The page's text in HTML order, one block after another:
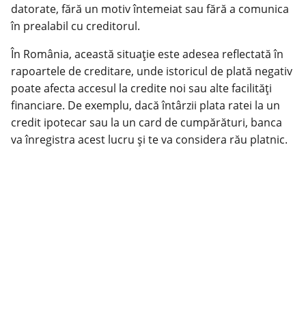
datorate, fără un motiv întemeiat sau fără a comunica
în prealabil cu creditorul.
În România, această situație este adesea reflectată în
rapoartele de creditare, unde istoricul de plată negativ
poate afecta accesul la credite noi sau alte facilități
financiare. De exemplu, dacă întârzii plata ratei la un
credit ipotecar sau la un card de cumpărături, banca
va înregistra acest lucru și te va considera rău platnic.